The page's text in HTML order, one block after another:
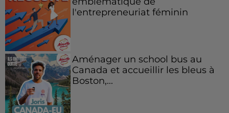
l'entrepreneuriat féminin
Aménager un school bus au
Canada et accueillir les bleus à
Boston,...